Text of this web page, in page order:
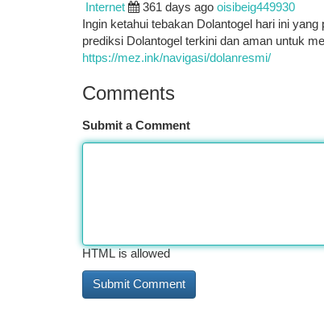
Internet 361 days ago oisibeig449930
Ingin ketahui tebakan Dolantogel hari ini
prediksi Dolantogel terkini dan aman untuk
https://mez.ink/navigasi/dolanresmi/
Comments
Submit a Comment
HTML is allowed